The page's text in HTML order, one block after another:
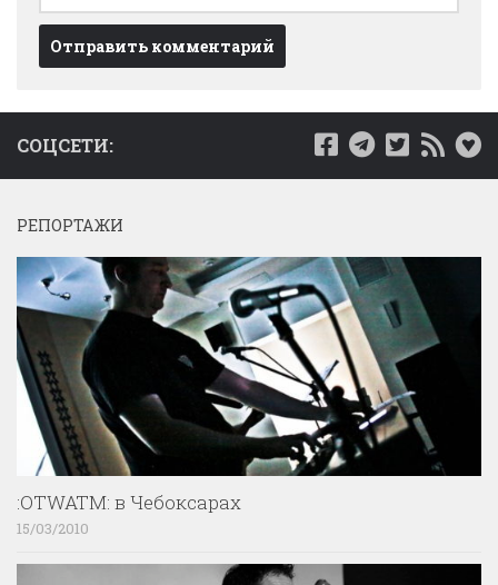
СОЦСЕТИ:
РЕПОРТАЖИ
:OTWATM: в Чебоксарах
15/03/2010